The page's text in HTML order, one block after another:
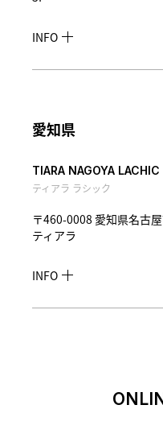
INFO
愛知県
TIARA NAGOYA LACHIC
ティアラ ラシック
〒460-0008 愛知県名古
ティアラ
INFO